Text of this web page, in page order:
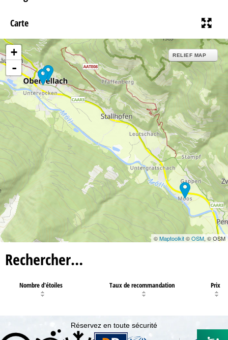
Carte
+
-
RELIEF MAP
©Maptoolkit©OSM, © OSM
Rechercher…
Nombre d'étoiles Taux de recommandation Prix
Réservez en toute sécurité